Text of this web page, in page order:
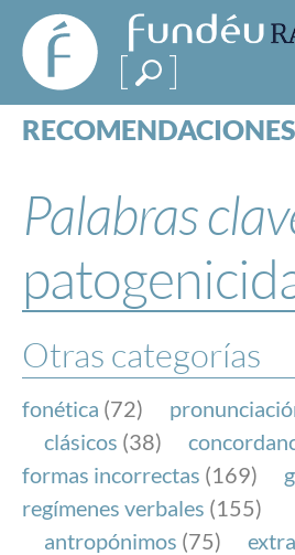
FundéuRAE
- Fundación
del Español
Urgente
RECOMENDACIONES
ESPECIALES
BLOG
NOTICIAS
FundéuRAE es una
y la Real Academia
el buen uso del español en
Internet.
Palabras
Otras categorías
fonética (72)
clásicos (38)
formas incorrectas (169)
regímenes verbales (155)
antropónimos (75)